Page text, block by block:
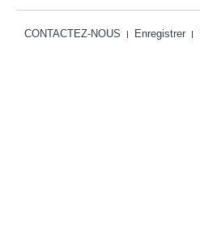
CONTACTEZ-NOUS Enregistrer